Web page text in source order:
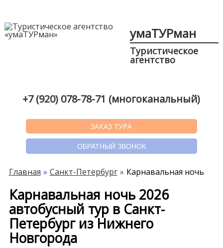
умаТУРман
Туристическое
агентство
ЗАКАЗ ТУРА
ОБРАТНЫЙ ЗВОНОК
+7 (920) 078-78-71 (многоканальный)
Главная Санкт-Петербург Карнавальная ночь
Карнавальная ночь 2026
автобусный тур в Санкт-
Петербург из Нижнего
Новгорода